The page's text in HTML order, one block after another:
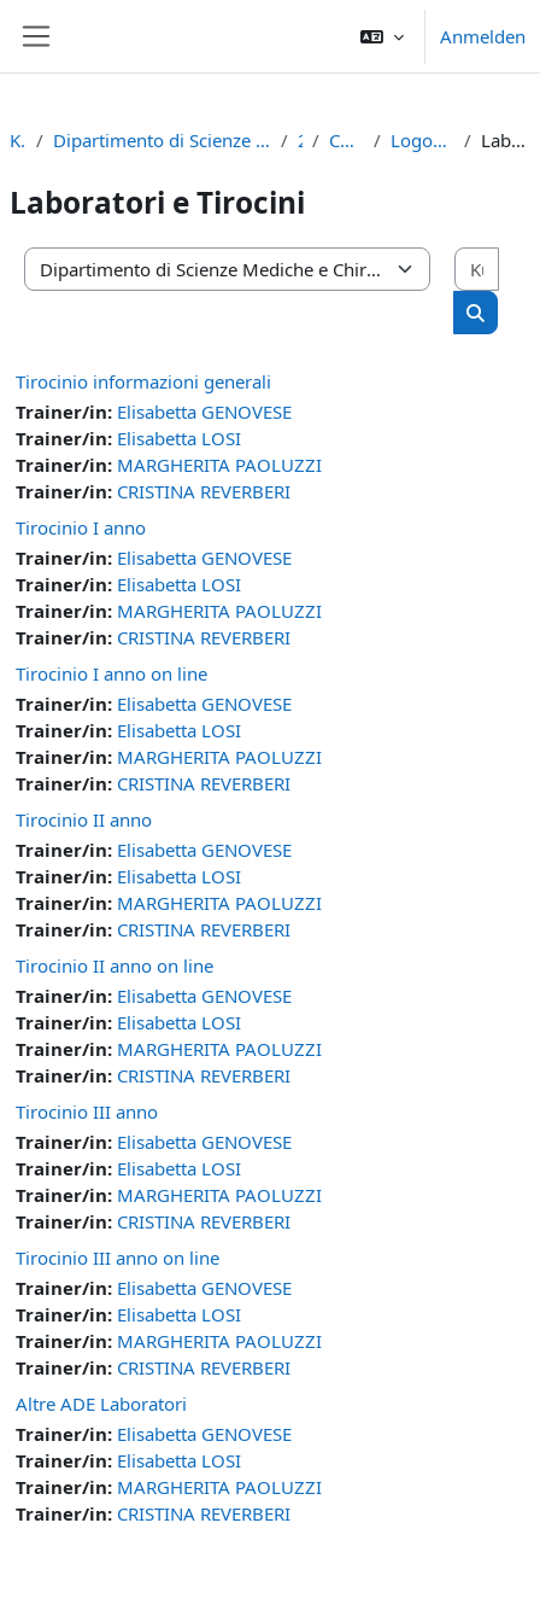
Anmelden
Kurse Dipartimento di Scienze Mediche e Chirurgiche Materno-Infantili e dell'Adulto 2023 Corso di Laurea Logopedia (D.M. 270/04) Laboratori e Tirocini
Laboratori e Tirocini
Kursbereiche
Kurse
Tirocinio informazioni generali
Trainer/in: Elisabetta GENOVESE
Trainer/in: Elisabetta LOSI
Trainer/in: MARGHERITA PAOLUZZI
Trainer/in: CRISTINA REVERBERI
Tirocinio I anno
Trainer/in: Elisabetta GENOVESE
Trainer/in: Elisabetta LOSI
Trainer/in: MARGHERITA PAOLUZZI
Trainer/in: CRISTINA REVERBERI
Tirocinio I anno on line
Trainer/in: Elisabetta GENOVESE
Trainer/in: Elisabetta LOSI
Trainer/in: MARGHERITA PAOLUZZI
Trainer/in: CRISTINA REVERBERI
Tirocinio II anno
Trainer/in: Elisabetta GENOVESE
Trainer/in: Elisabetta LOSI
Trainer/in: MARGHERITA PAOLUZZI
Trainer/in: CRISTINA REVERBERI
Tirocinio II anno on line
Trainer/in: Elisabetta GENOVESE
Trainer/in: Elisabetta LOSI
Trainer/in: MARGHERITA PAOLUZZI
Trainer/in: CRISTINA REVERBERI
Tirocinio III anno
Trainer/in: Elisabetta GENOVESE
Trainer/in: Elisabetta LOSI
Trainer/in: MARGHERITA PAOLUZZI
Trainer/in: CRISTINA REVERBERI
Tirocinio III anno on line
Trainer/in: Elisabetta GENOVESE
Trainer/in: Elisabetta LOSI
Trainer/in: MARGHERITA PAOLUZZI
Trainer/in: CRISTINA REVERBERI
Altre ADE Laboratori
Trainer/in: Elisabetta GENOVESE
Trainer/in: Elisabetta LOSI
Trainer/in: MARGHERITA PAOLUZZI
Trainer/in: CRISTINA REVERBERI